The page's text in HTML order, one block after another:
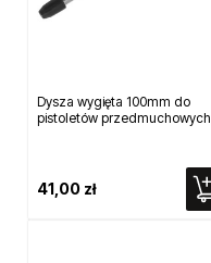
Dysza wygięta 100mm do
pistoletów przedmuchowych
41,00 zł